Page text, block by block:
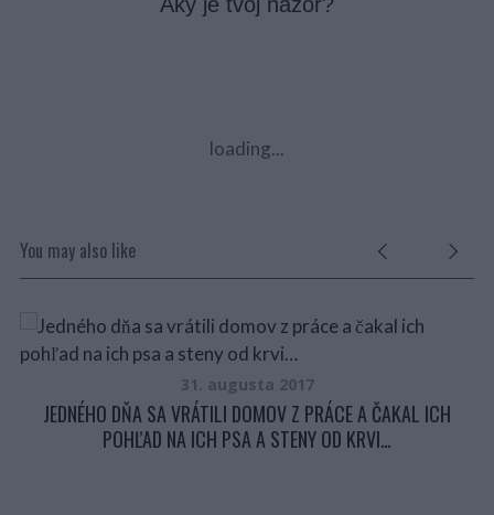
loading...
You may also like
31. augusta 2017
JEDNÉHO DŇA SA VRÁTILI DOMOV Z PRÁCE A ČAKAL ICH
POHĽAD NA ICH PSA A STENY OD KRVI…